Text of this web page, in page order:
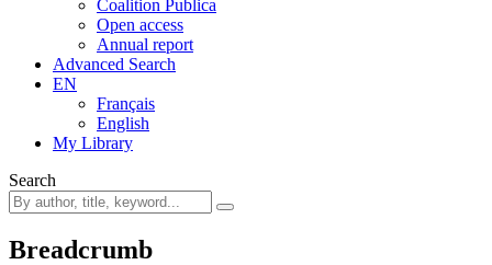
Coalition Publica
Open access
Annual report
Advanced Search
EN
Français
English
My Library
Search
Breadcrumb